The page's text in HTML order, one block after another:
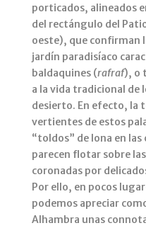
porticados, alineados
del rectángulo del
oeste), que confirman
jardín paradisíaco
baldaquines (rafraf), o
a la vida tradicional de
desierto. En efecto, la
vertientes de estos
“toldos” de lona en
parecen flotar sobre
coronadas por
Por ello, en pocos
podemos apreciar
Alhambra unas